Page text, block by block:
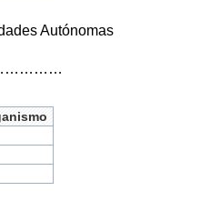
Autónomas
……………